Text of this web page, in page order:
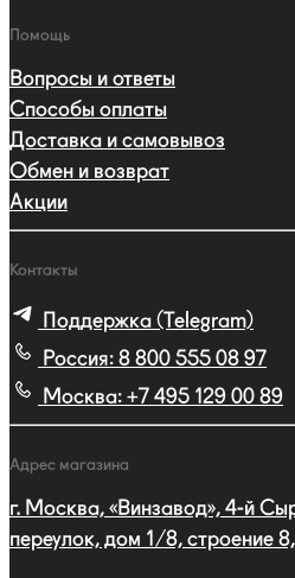
Помощь
Вопросы и ответы
Способы оплаты
Доставка и самовывоз
Обмен и возврат
Акции
Контакты
Поддержка (Telegram)
Россия: 8 800 555 08 97
Москва: +7 495 129 00 89
Адрес магазина
г. Москва, «Винзавод», 4-й
переулок, дом 1/8, строение